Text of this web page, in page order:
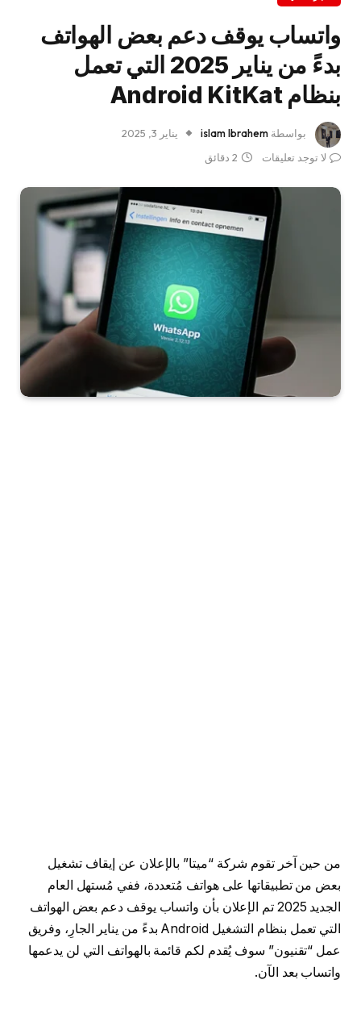
واتساب يوقف دعم بعض الهواتف
بدءً من يناير 2025 التي تعمل
بنظام Android KitKat
بواسطة islam Ibrahem
يناير 3, 2025
لا توجد تعليقات
2 دقائق
من حين آخر تقوم شركة “ميتا” بالإعلان عن إيقاف تشغيل
بعض من تطبيقاتها على هواتف مُتعددة، ففي مُستهل العام
الجديد 2025 تم الإعلان بأن واتساب يوقف دعم بعض الهواتف
التي تعمل بنظام التشغيل Android بدءً من يناير الجارِ، وفريق
عمل “تقنيون” سوف يُقدم لكم قائمة بالهواتف التي لن يدعمها
واتساب بعد الآن.